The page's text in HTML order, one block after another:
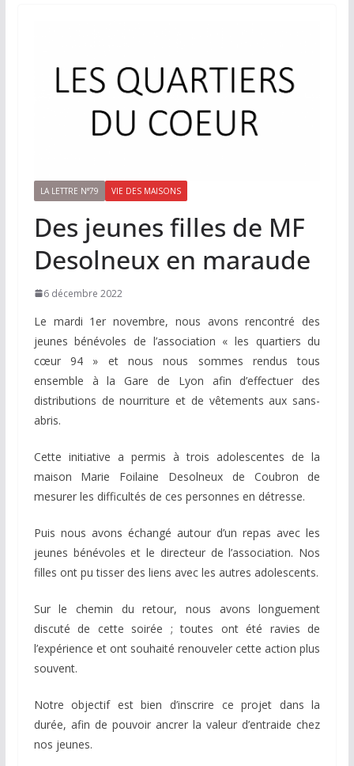
LA LETTRE N°79 VIE DES MAISONS
Des jeunes filles de MF
Desolneux en maraude
6 décembre 2022
Le mardi 1er novembre, nous avons rencontré des
jeunes bénévoles de l’association « les quartiers du
cœur 94 » et nous nous sommes rendus tous
ensemble à la Gare de Lyon afin d’effectuer des
distributions de nourriture et de vêtements aux sans-
abris.
Cette initiative a permis à trois adolescentes de la
maison Marie Foilaine Desolneux de Coubron de
mesurer les difficultés de ces personnes en détresse.
Puis nous avons échangé autour d’un repas avec les
jeunes bénévoles et le directeur de l’association. Nos
filles ont pu tisser des liens avec les autres adolescents.
Sur le chemin du retour, nous avons longuement
discuté de cette soirée ; toutes ont été ravies de
l’expérience et ont souhaité renouveler cette action plus
souvent.
Notre objectif est bien d’inscrire ce projet dans la
durée, afin de pouvoir ancrer la valeur d’entraide chez
nos jeunes.